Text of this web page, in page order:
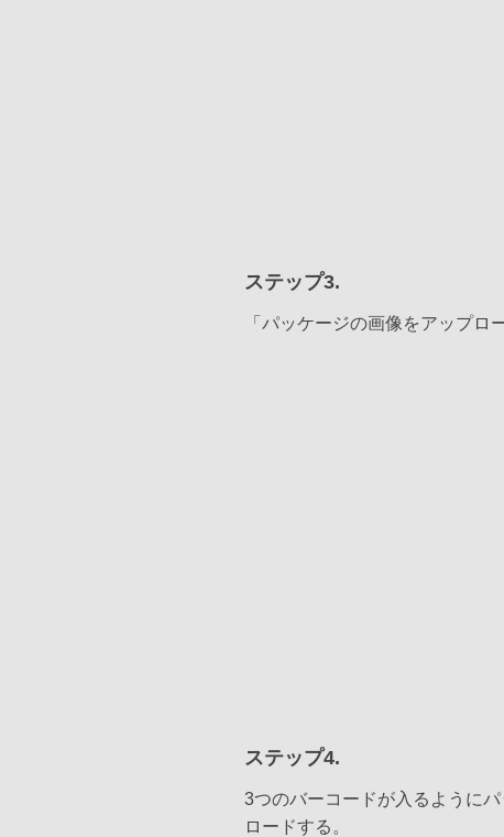
ステップ3.
「パッケージの画像をアップロ
ステップ4.
3つのバーコードが入るように
ロードする。